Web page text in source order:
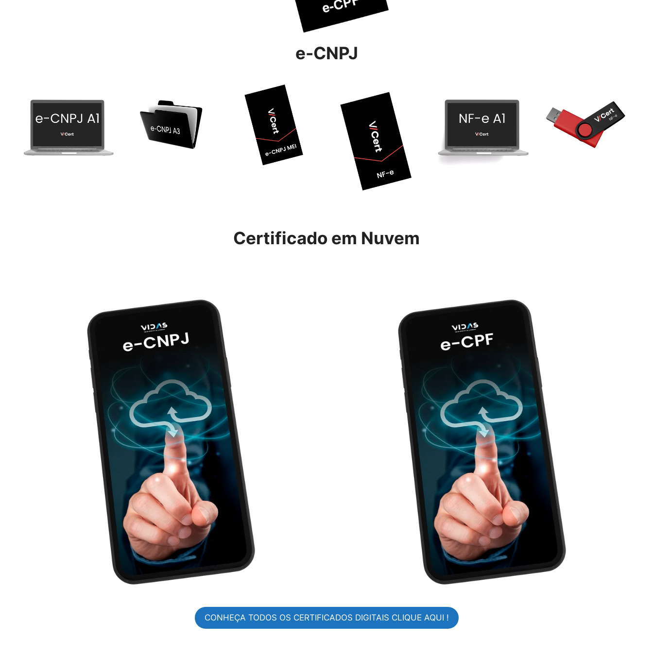
e-CNPJ
Certificado em Nuvem
CONHEÇA TODOS OS CERTIFICADOS DIGITAIS CLIQUE AQUI !